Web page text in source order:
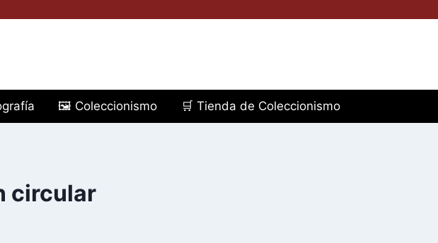
🖼️ Coleccionismo 🛒 Tienda de Coleccionismo
circular